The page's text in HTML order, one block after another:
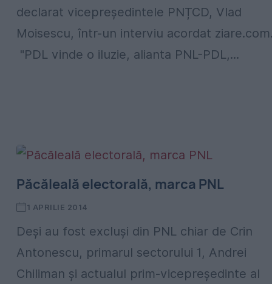
declarat vicepreședintele PNȚCD, Vlad
Moisescu, într-un interviu acordat ziare.com.
"PDL vinde o iluzie, alianta PNL-PDL,...
Păcăleală electorală, marca PNL
1 APRILIE 2014
Deşi au fost excluşi din PNL chiar de Crin
Antonescu, primarul sectorului 1, Andrei
Chiliman și actualul prim-vicepreședinte al